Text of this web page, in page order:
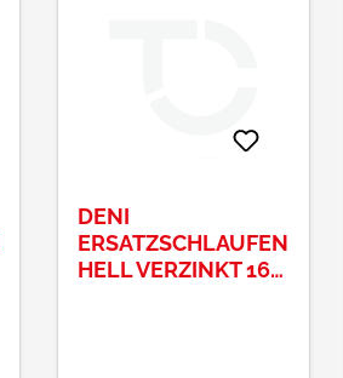
DENI
ERSATZSCHLAUFEN
HELL VERZINKT 16